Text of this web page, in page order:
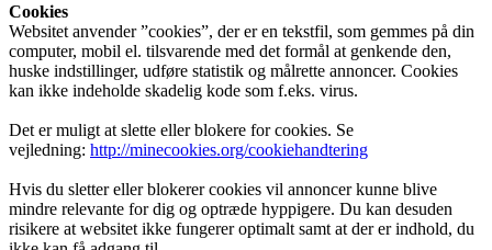
Cookies
Websitet anvender ”cookies”, der er en tekstfil, som gemmes på din
computer, mobil el. tilsvarende med det formål at genkende den,
huske indstillinger, udføre statistik og målrette annoncer. Cookies
kan ikke indeholde skadelig kode som f.eks. virus.
Det er muligt at slette eller blokere for cookies. Se
vejledning: http://minecookies.org/cookiehandtering
Hvis du sletter eller blokerer cookies vil annoncer kunne blive
mindre relevante for dig og optræde hyppigere. Du kan desuden
risikere at websitet ikke fungerer optimalt samt at der er indhold, du